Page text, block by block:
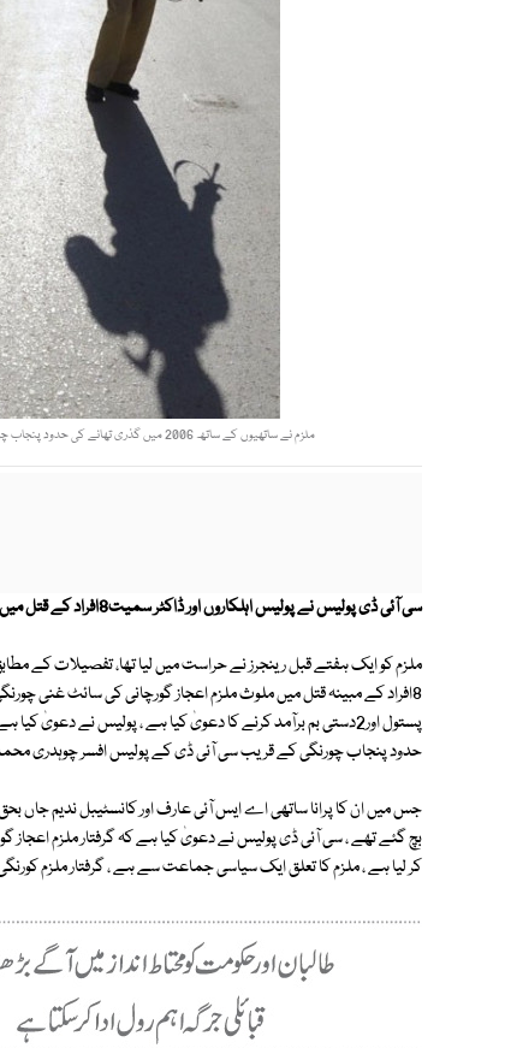
ملزم نے ساتھیوں کے ساتھ 2006 میں گذری تھانے کی حدود پنجاب چورنگی کے قریب سی آئی ڈی کے پولیس افسر چوہدری محمد اسلم کے قافلے پر قاتلانہ حملہ کیا تھا۔ فوٹو: فائل
سی آئی ڈی پولیس نے پولیس اہلکاروں اور ڈاکٹر سمیت8افراد کے قتل میں ملوث سیاسی جماعت کے کارکن کی گرفتاری ظاہر کر دی۔
ملزم کو ایک ہفتے قبل رینجرز نے حراست میں لیا تھا، تفصیلات کے
8افراد کے مبینہ قتل میں ملوث ملزم اعجاز گورچانی کی سائٹ غنی
حدود پنجاب چورنگی کے قریب سی آئی ڈی کے پولیس افسر چوہدری محمد
جس میں ان کا پرانا ساتھی اے ایس آئی عارف اور کانسٹیبل ندیم جاں
کر لیا ہے ، ملزم کا تعلق ایک سیاسی جماعت سے ہے ، گرفتار ملزم کورنگی نمبر4کلو چوک کے قریب کا